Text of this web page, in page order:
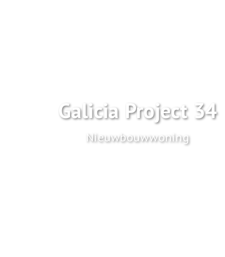
Galicia Project 34
Nieuwbouwwoning